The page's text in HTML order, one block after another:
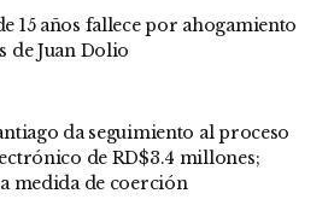
15 años fallece por ahogamiento
de Juan Dolio
da seguimiento al proceso
de RD$3.4 millones;
medida de coerción